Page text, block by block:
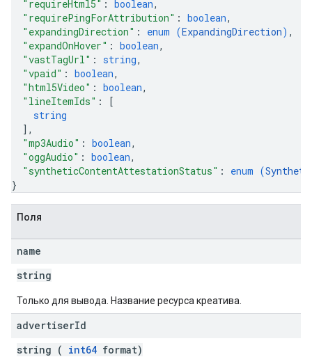
"requireHtml5" : boolean,
"requirePingForAttribution" : boolean,
"expandingDirection" : enum (ExpandingDirection) ,
"expandOnHover" : boolean,
"vastTagUrl" : string,
"vpaid" : boolean,
"html5Video" : boolean,
"lineItemIds" :
[
string
] ,
"mp3Audio" : boolean,
"oggAudio" : boolean,
"syntheticContentAttestationStatus" : enum (
}
Поля
name
string
Только для вывода. Название ресурса креатива.
advertiserId
string ( int64 format)